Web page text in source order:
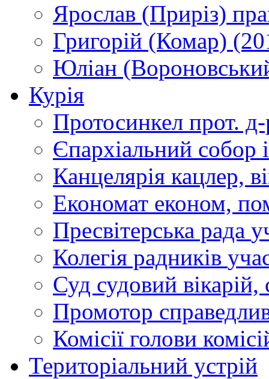
Ярослав (Приріз)
Григорій (Комар)
Юліан
Курія
Протосинкел прот.
Єпархіальний собор
Канцелярія кацлер,
Економат економ,
Пресвітерська рада
Колегія радників
Суд судовий вікарій,
Промотор
Комісії голови
Територіальний устрій